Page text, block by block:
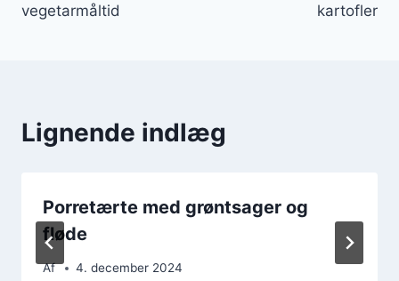
vegetarmåltid
kartofler
Lignende indlæg
Porretærte med grøntsager og
fløde
Af 4. december 2024